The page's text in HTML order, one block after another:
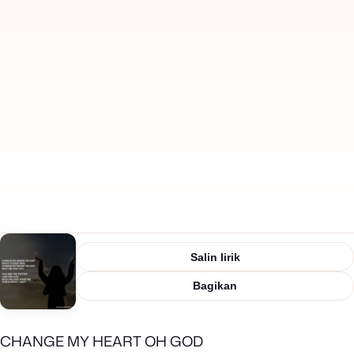
Salin lirik
Bagikan
CHANGE MY HEART OH GOD